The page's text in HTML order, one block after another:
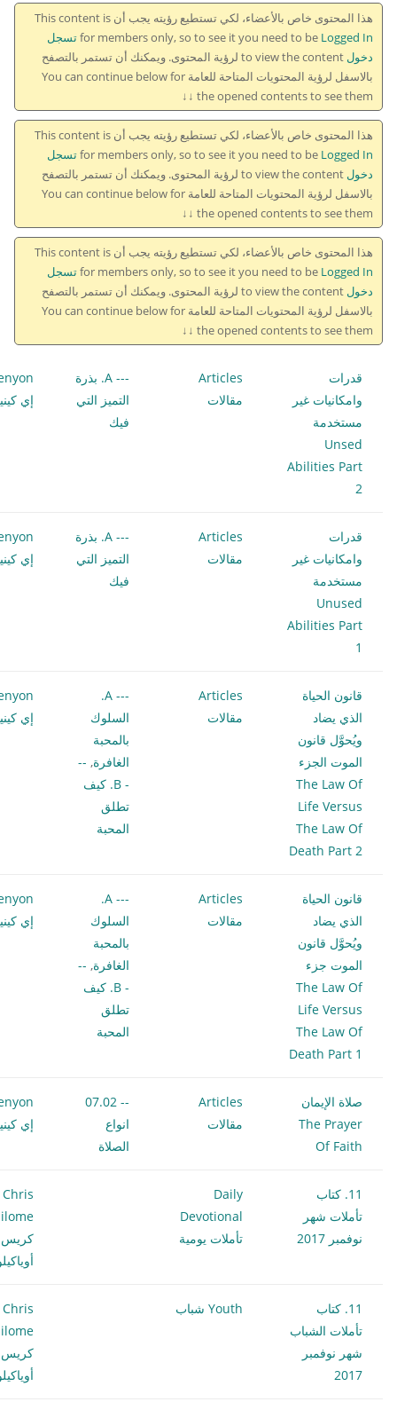
هذا المحتوى خاص بالأعضاء، لكي تستطيع رؤيته يجب أن This content is
for members only, so to see it you need to beLogged In تسجل
دخول
to view the content لرؤية المحتوى. ويمكنك أن تستمر بالتصفح
بالاسفل لرؤية المحتويات المتاحة للعامة You can continue below for
the opened contents to see them ↓↓
هذا المحتوى خاص بالأعضاء، لكي تستطيع رؤيته يجب أن This content is
for members only, so to see it you need to beLogged In تسجل
دخول
to view the content لرؤية المحتوى. ويمكنك أن تستمر بالتصفح
بالاسفل لرؤية المحتويات المتاحة للعامة You can continue below for
the opened contents to see them ↓↓
هذا المحتوى خاص بالأعضاء، لكي تستطيع رؤيته يجب أن This content is
for members only, so to see it you need to beLogged In تسجل
دخول
to view the content لرؤية المحتوى. ويمكنك أن تستمر بالتصفح
بالاسفل لرؤية المحتويات المتاحة للعامة You can continue below for
the opened contents to see them ↓↓
قدرات
وامكانيات غير
مستخدمة
Unsed
Abilities Part
2
Articles
مقالات
--- A. بذرة
التميز التي
فيك
إي
قدرات
وامكانيات غير
مستخدمة
Unused
Abilities Part
1
Articles
مقالات
--- A. بذرة
التميز التي
فيك
إي
قانون الحياة
الذي يضاد
ويُحوَّل قانون
الموت الجزء
The Law Of
Life Versus
The Law Of
Death Part 2
Articles
مقالات
--- A.
السلوك
بالمحبة
الغافرة,
--
- B. كيف
تطلق
المحبة
إي
قانون الحياة
الذي يضاد
ويُحوَّل قانون
الموت جزء
The Law Of
Life Versus
The Law Of
Death Part 1
Articles
مقالات
--- A.
السلوك
بالمحبة
الغافرة,
--
- B. كيف
تطلق
المحبة
إي
صلاة الإيمان
The Prayer
Of Faith
Articles
مقالات
-- 07.02
انواع
الصلاة
إي
11. كتاب
تأملات شهر
نوفمبر 2017
Daily
Devotional
تأملات يومية
Chris
كريس
11. كتاب
تأملات الشباب
شهر نوفمبر
2017
Youth شباب
Chris
كريس